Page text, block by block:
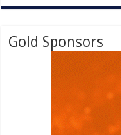
Gold Sponsors